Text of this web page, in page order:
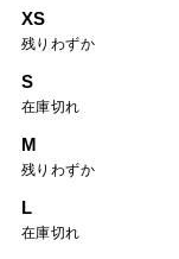
XS
残りわずか
S
在庫切れ
M
残りわずか
L
在庫切れ